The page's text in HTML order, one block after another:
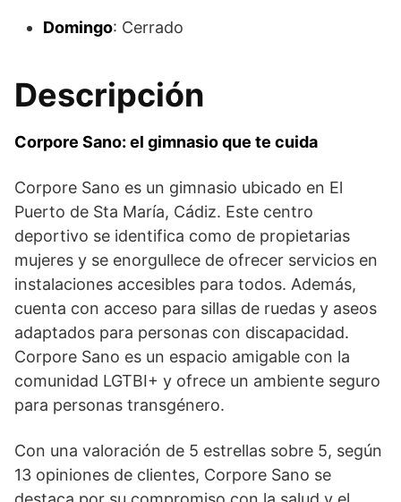
Domingo: Cerrado
Descripción
Corpore Sano: el gimnasio que te cuida
Corpore Sano es un gimnasio ubicado en El
Puerto de Sta María, Cádiz. Este centro
deportivo se identifica como de propietarias
mujeres y se enorgullece de ofrecer servicios en
instalaciones accesibles para todos. Además,
cuenta con acceso para sillas de ruedas y aseos
adaptados para personas con discapacidad.
Corpore Sano es un espacio amigable con la
comunidad LGTBI+ y ofrece un ambiente seguro
para personas transgénero.
Con una valoración de 5 estrellas sobre 5, según
13 opiniones de clientes, Corpore Sano se